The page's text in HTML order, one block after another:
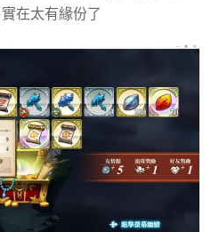
在太有緣份了